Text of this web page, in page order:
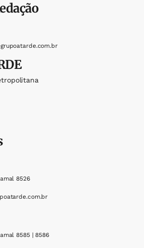
8526
8585 | 8586